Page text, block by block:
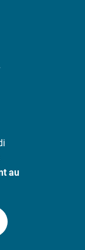
au
compte Instagram
vers la chaîne